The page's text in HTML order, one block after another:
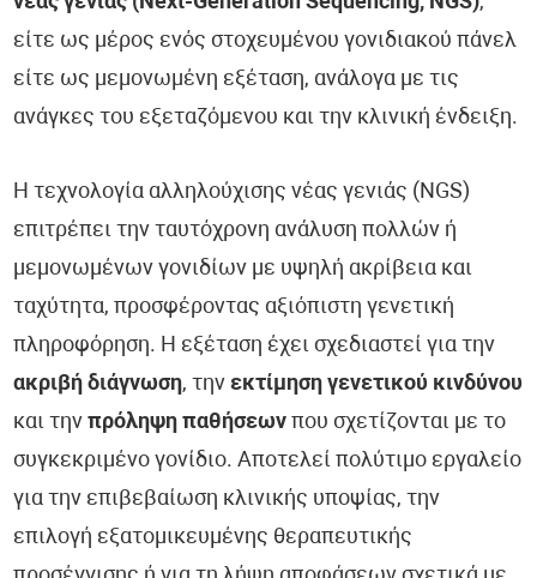
είτε ως μέρος ενός στοχευμένου γονιδιακού πάνελ
είτε ως μεμονωμένη εξέταση, ανάλογα με τις
ανάγκες του εξεταζόμενου και την κλινική ένδειξη.
Η τεχνολογία αλληλούχισης νέας γενιάς (NGS)
επιτρέπει την ταυτόχρονη ανάλυση πολλών ή
μεμονωμένων γονιδίων με υψηλή ακρίβεια και
ταχύτητα, προσφέροντας αξιόπιστη γενετική
πληροφόρηση. Η εξέταση έχει σχεδιαστεί για την
ακριβή διάγνωση, τηνεκτίμηση γενετικού κινδύνου
και τηνπρόληψη παθήσεων που σχετίζονται με το
συγκεκριμένο γονίδιο. Αποτελεί πολύτιμο εργαλείο
για την επιβεβαίωση κλινικής υποψίας, την
επιλογή εξατομικευμένης θεραπευτικής